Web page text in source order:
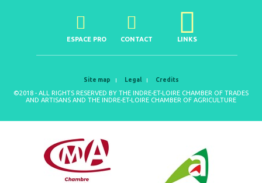
ESPACE PRO CONTACT LINKS
Site map Legal Credits
©2018 - ALL RIGHTS RESERVED BY THE INDRE-ET-LOIRE CHAMBER OF TRADES
AND ARTISANS AND THE INDRE-ET-LOIRE CHAMBER OF AGRICULTURE